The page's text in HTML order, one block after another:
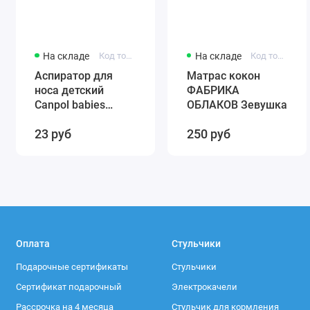
На складе Код товара: 56/007
Аспиратор для
носа детский
Canpol babies
56/007
23 руб
На складе Код товара: 0001
Матрас кокон
ФАБРИКА
ОБЛАКОВ Зевушка
250 руб
Оплата
Подарочные сертификаты
Сертификат подарочный
Рассрочка на 4 месяца
Стульчики
Стульчики
Электрокачели
Стульчик для кормления